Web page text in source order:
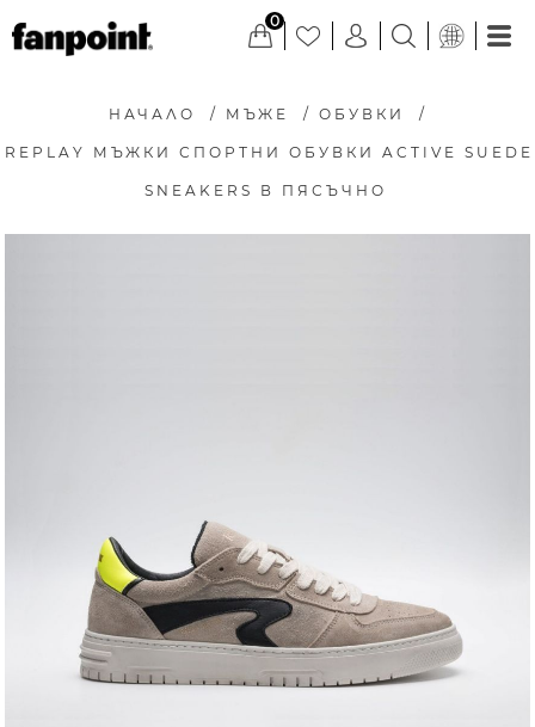
0
НАЧАЛО / МЪЖЕ / ОБУВКИ /
REPLAY МЪЖКИ СПОРТНИ ОБУВКИ ACTIVE SUEDE
SNEAKERS В ПЯСЪЧНО